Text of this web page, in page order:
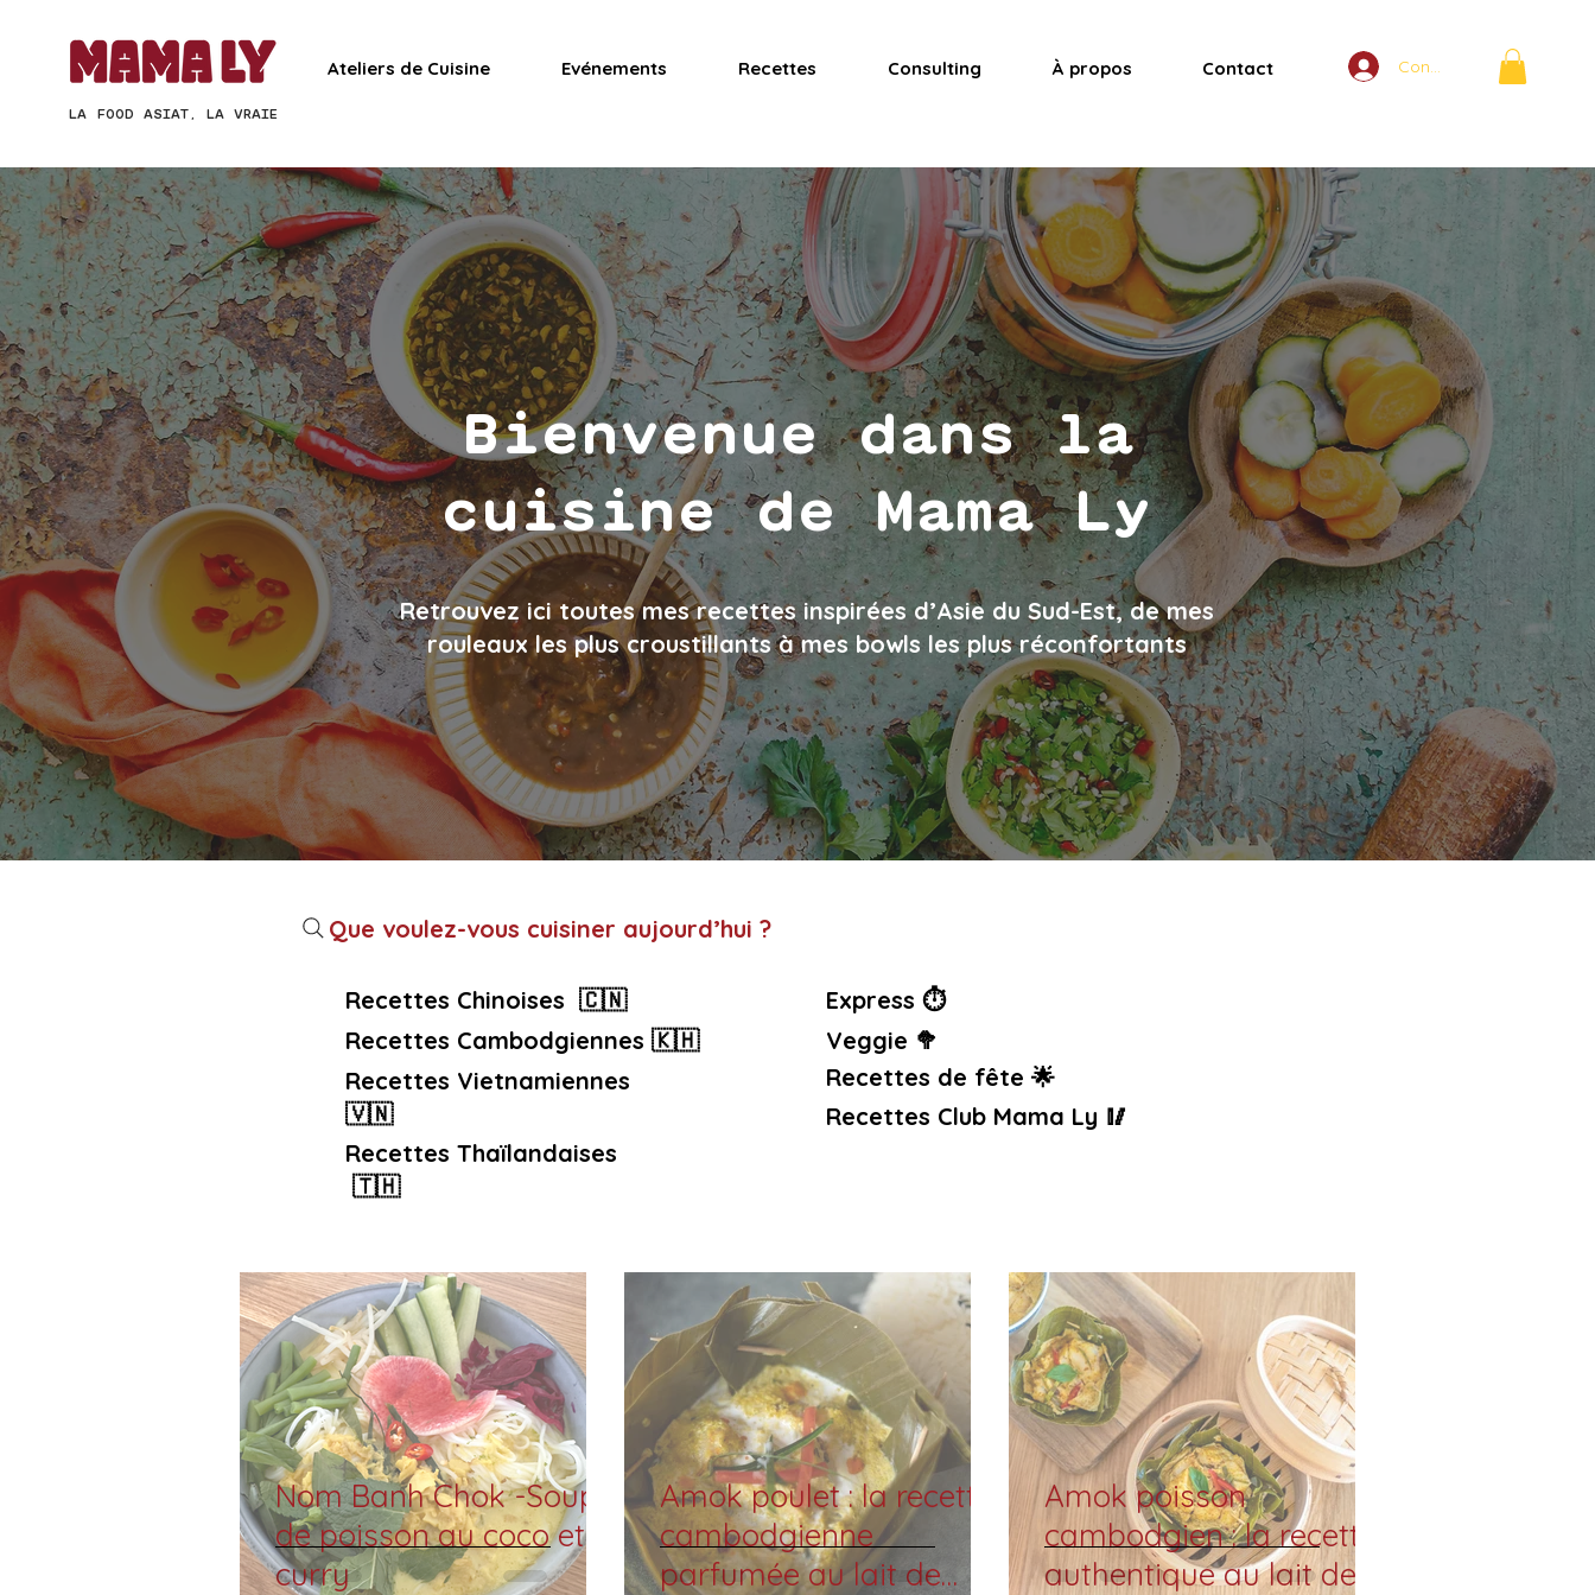
LA FOOD ASIAT, LA VRAIE
Ateliers de Cuisine Evénements Recettes Consulting À propos Contact Connexion
Bienvenue dans la
cuisine de Mama Ly
Retrouvez ici toutes mes recettes inspirées d’Asie du Sud-Est, de mes
rouleaux les plus croustillants à mes bowls les plus réconfortants
Que voulez-vous cuisiner aujourd’hui ?
Recettes Chinoises 🇨🇳
Recettes Cambodgiennes 🇰🇭
Recettes Vietnamiennes
🇻🇳
Recettes Thaïlandaises
🇹🇭
Express ⏱️
Veggie 🥦
Recettes de fête 🌟
Recettes Club Mama Ly 🥢
Nom Banh Chok -Soupe
de poisson au coco et
curry
Amok poulet : la recette
cambodgienne
parfumée au lait de
Amok poisson
cambodgien : la recette
authentique au lait de